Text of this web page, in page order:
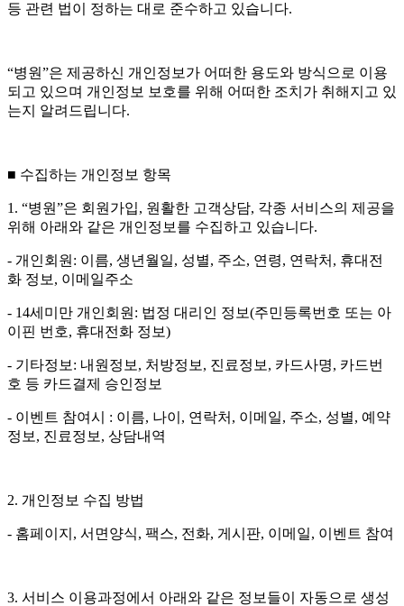
등 관련 법이 정하는 대로 준수하고 있습니다.
“병원”은 제공하신 개인정보가 어떠한 용도와 방식으로 이용
되고 있으며 개인정보 보호를 위해 어떠한 조치가 취해지고 있
는지 알려드립니다.
■ 수집하는 개인정보 항목
1. “병원”은 회원가입, 원활한 고객상담, 각종 서비스의 제공을
위해 아래와 같은 개인정보를 수집하고 있습니다.
- 개인회원: 이름, 생년월일, 성별, 주소, 연령, 연락처, 휴대전
화 정보, 이메일주소
- 14세미만 개인회원: 법정 대리인 정보(주민등록번호 또는 아
이핀 번호, 휴대전화 정보)
- 기타정보: 내원정보, 처방정보, 진료정보, 카드사명, 카드번
호 등 카드결제 승인정보
- 이벤트 참여시 : 이름, 나이, 연락처, 이메일, 주소, 성별, 예약
정보, 진료정보, 상담내역
2. 개인정보 수집 방법
- 홈페이지, 서면양식, 팩스, 전화, 게시판, 이메일, 이벤트 참여
3. 서비스 이용과정에서 아래와 같은 정보들이 자동으로 생성